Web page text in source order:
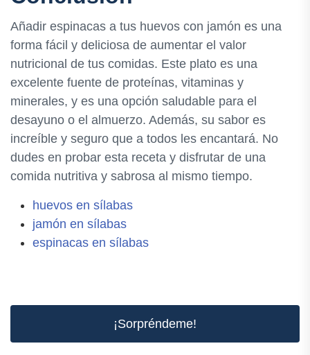
Añadir espinacas a tus huevos con jamón es una
forma fácil y deliciosa de aumentar el valor
nutricional de tus comidas. Este plato es una
excelente fuente de proteínas, vitaminas y
minerales, y es una opción saludable para el
desayuno o el almuerzo. Además, su sabor es
increíble y seguro que a todos les encantará. No
dudes en probar esta receta y disfrutar de una
comida nutritiva y sabrosa al mismo tiempo.
huevos en sílabas
jamón en sílabas
espinacas en sílabas
¡Sorpréndeme!